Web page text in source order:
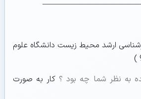
ارشد محیط زیست دانشگاه علوم
به نظر شما چه بود ؟ کار به صورت